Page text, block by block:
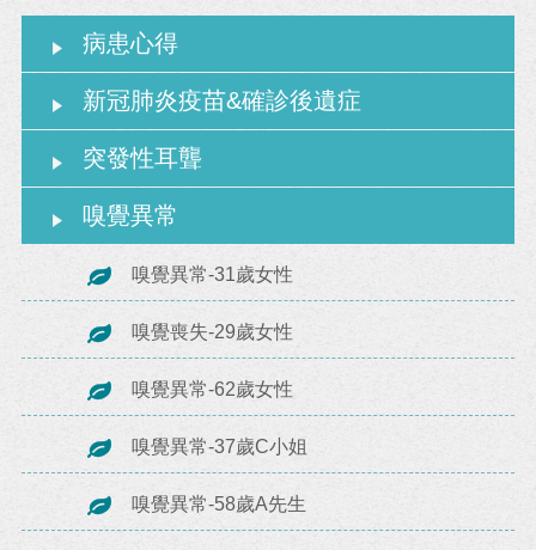
病患心得
新冠肺炎疫苗&確診後遺症
突發性耳聾
嗅覺異常
嗅覺異常-31歲女性
嗅覺喪失-29歲女性
嗅覺異常-62歲女性
嗅覺異常-37歲C小姐
嗅覺異常-58歲A先生